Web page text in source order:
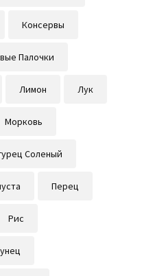
Консервы
Палочки
Лимон Лук
Морковь
Соленый
Перец
Рис